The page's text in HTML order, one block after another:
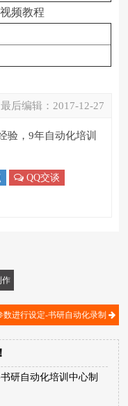
频教程
最后编辑： 2017-12-27
验，9年自动化培训
QQ交谈
作
数进行设定-书研自动化录制
研自动化培训中心制